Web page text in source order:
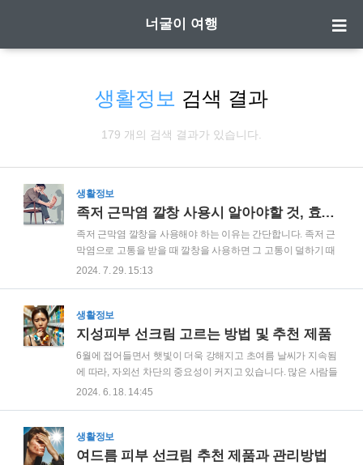
너굴이 여행
생활정보 검색 결과
179 개의 검색 결과가 있습니다.
생활정보
족저 근막염 깔창 사용시 알아야할 것, 효과와 부작용은?
족저 근막염 깔창을 사용해야 하는 이유는 간단합니다. 족저 근
막염으로 고통을 받을 때 깔창을 사용하면 그 고통이 덜하기 때
문이죠. 저도 한동안 족저 근막염으로 고통을 받아왔는데, 이 경
걸렸을 때 특정 형태의 깔창을 사용해야 하는 이유는 단순합니
다. 한 걸음 한 걸음 발걸음을 내딛을 때마다 후끈거리는 발바닥
심장으로 보내는 펌프의 역할도 합니다.발바닥의 중요성발바닥
통증으로 인해서 만약 보행 시 자연스러운 몸의 밸런스를 발바
닥을 통해서 맞추지 못하면 장기간 보행 시, 그리고 격렬한 보행
시 족저 근막염 때문에 큰 고통을 받..
2024. 7. 29. 15:13
생활정보
지성피부 선크림 고르는 방법 및 추천 제품
6월에 접어들면서 햇빛이 더욱 강해지고 초여름 날씨가 지속됨
에 따라, 자외선 차단의 중요성이 커지고 있습니다. 많은 사람들
이 여름철에만 선크림을 사용해야 한다고 생각하지만, 사실 자
로운 영향 큽니다. 자외선은 피부 노화와 다양한 피부 질환의 주
요 원인이기 때문입니다. 선크림을 발라야 하는 주된 이유는 자
2024. 6. 18. 14:45
생활정보
여드름 피부 선크림 추천 제품과 관리방법